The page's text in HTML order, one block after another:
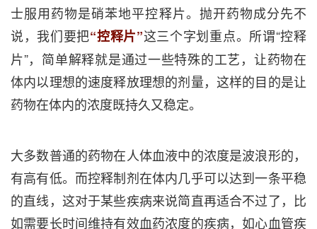
士服用药物是硝苯地平控释片。抛开药物成分先不
说，我们要把“控释片”这三个字划重点。所谓“控释
片”，简单解释就是通过一些特殊的工艺，让药物在
体内以理想的速度释放理想的剂量，这样的目的是让
药物在体内的浓度既持久又稳定。
大多数普通的药物在人体血液中的浓度是波浪形的，
有高有低。而控释制剂在体内几乎可以达到一条平稳
的直线，这对于某些疾病来说简直再适合不过了，比
如需要长时间维持有效血药浓度的疾病，如心血管疾